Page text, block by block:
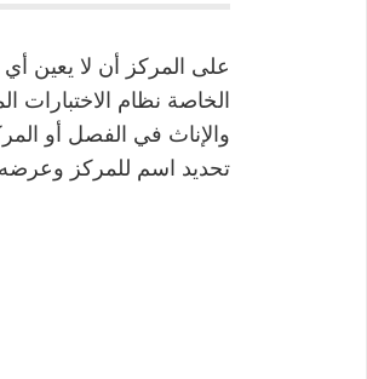
على المركز أن لا يعين أي
والإناث في الفصل أو
تحديد اسم للمركز